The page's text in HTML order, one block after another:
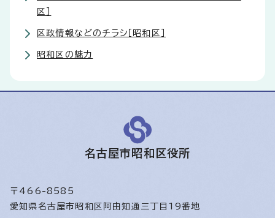
区］
区政情報などのチラシ［昭和区］
昭和区の魅力
名古屋市昭和区役所
〒466-8585
愛知県名古屋市昭和区阿由知通三丁目19番地